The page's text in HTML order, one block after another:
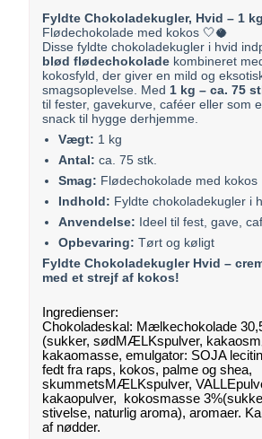
Fyldte Chokoladekugler, Hvid – 1
Flødechokolade med kokos 🤍🥥
Disse fyldte chokoladekugler i hvid
blød flødechokolade kombineret
kokosfyld, der giver en mild og
smagsoplevelse. Med 1 kg – ca. 75
til fester, gavekurve, caféer eller som
snack til hygge derhjemme.
Vægt: 1 kg
Antal: ca. 75 stk.
Smag: Flødechokolade med kokos
Indhold: Fyldte chokoladekugler i
Anvendelse: Ideel til fest, gave,
Opbevaring: Tørt og køligt
Fyldte Chokoladekugler Hvid –
med et strejf af kokos!
Ingredienser:
Chokoladeskal: Mælkechokolade
(sukker, sødMÆLKspulver,
kakaomasse, emulgator: SOJA
fedt fra raps, kokos, palme og shea,
skummetsMÆLKspulver,
kakaopulver, kokosmasse
stivelse, naturlig aroma), aromaer.
af nødder.